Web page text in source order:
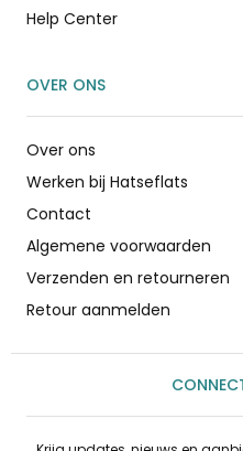
Help Center
OVER ONS
Over ons
Werken bij Hatseflats
Contact
Algemene voorwaarden
Verzenden en retourneren
Retour aanmelden